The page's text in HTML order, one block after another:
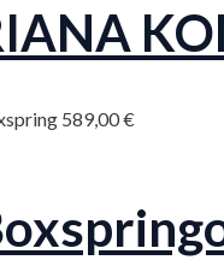
589,00€